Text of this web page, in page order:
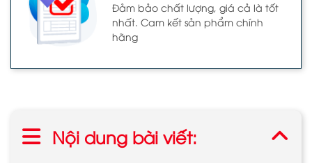
Đảm bảo chất lượng, giá cả là tốt
nhất. Cam kết sản phẩm chính
hãng
Nội dung bài viết: